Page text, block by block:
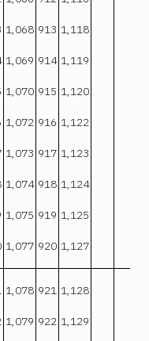
1,068
1,069
1,070
1,072
1,073
1,074
1,075
1,077
913
914
915
916
917
918
919
920
1,118
1,119
1,120
1,122
1,123
1,124
1,125
1,127
1,078
1,079
921
922
1,128
1,129